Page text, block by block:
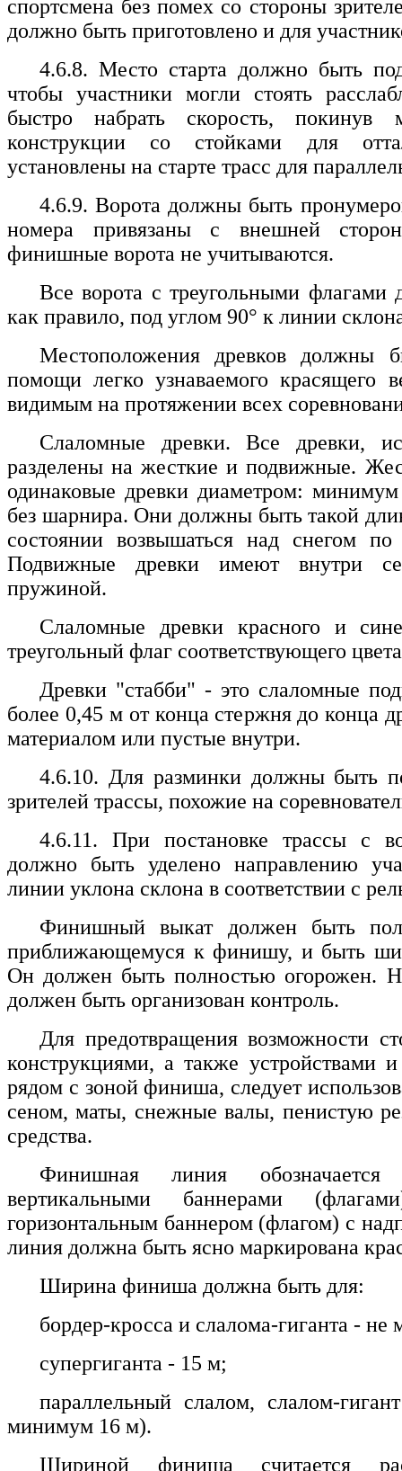
спортсмена без помех со стороны
должно быть приготовлено и для
4.6.8. Место старта должно быть
чтобы участники могли стоять
быстро набрать скорость, покинув
конструкции со стойками для
установлены на старте трасс для
4.6.9. Ворота должны быть
номера привязаны с внешней
финишные ворота не учитываются.
Все ворота с треугольными
как правило, под углом 90° к линии
Местоположения древков должны
помощи легко узнаваемого красящего
видимым на протяжении всех
Слаломные древки. Все древки,
разделены на жесткие и подвижные.
одинаковые древки диаметром:
без шарнира. Они должны быть такой
состоянии возвышаться над снегом
Подвижные древки имеют внутри
пружиной.
Слаломные древки красного и
треугольный флаг соответствующего
Древки "стабби" - это слаломные
более 0,45 м от конца стержня до конца
материалом или пустые внутри.
4.6.10. Для разминки должны быть
зрителей трассы, похожие на
4.6.11. При постановке трассы с
должно быть уделено направлению
линии уклона склона в соответствии с
Финишный выкат должен быть
приближающемуся к финишу, и быть
Он должен быть полностью огорожен.
должен быть организован контроль.
Для предотвращения возможности
конструкциями, а также устройствами
рядом с зоной финиша, следует
сеном, маты, снежные валы, пенистую
средства.
Финишная линия
вертикальными баннерами
горизонтальным баннером (флагом) с
линия должна быть ясно маркирована
Ширина финиша должна быть для:
бордер-кросса и слалома-гиганта - не
супергиганта - 15 м;
параллельный слалом, слалом-
минимум 16 м).
Шириной финиша считается